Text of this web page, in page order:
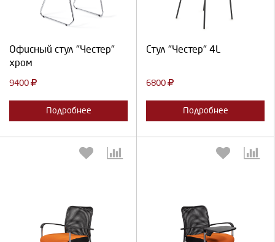
Офисный стул "Честер"
хром
9400
Подробнее
Стул "Честер" 4L
6800
Подробнее
Выберите количество: Выберите количество: